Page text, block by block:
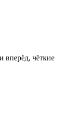
вперёд, чёткие